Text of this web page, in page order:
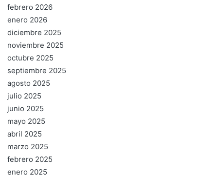
febrero 2026
enero 2026
diciembre 2025
noviembre 2025
octubre 2025
septiembre 2025
agosto 2025
julio 2025
junio 2025
mayo 2025
abril 2025
marzo 2025
febrero 2025
enero 2025